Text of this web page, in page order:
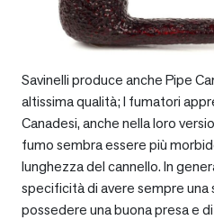
Savinelli produce anche Pipe
altissima qualità; I fumatori
Canadesi, anche nella loro
fumo sembra essere più
lunghezza del cannello. In
specificità di avere sempre
possedere una buona presa e